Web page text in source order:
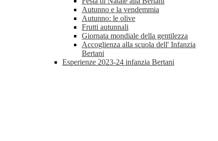
Autunno e la vendemmia
Autunno: le olive
Frutti autunnali
Giornata mondiale della gentilezza
Accoglienza alla scuola dell' Infanzia
Bertani
Esperienze 2023-24 infanzia Bertani